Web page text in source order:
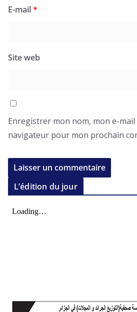
E-mail*
Site web
Enregistrer mon nom, mon e-
navigateur pour mon prochain
L’édition du jour